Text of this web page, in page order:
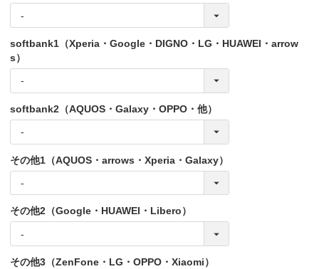
softbank1（Xperia・Google・DIGNO・LG・HUAWEI・arrow
s）
softbank2（AQUOS・Galaxy・OPPO・他）
その他1（AQUOS・arrows・Xperia・Galaxy）
その他2（Google・HUAWEI・Libero）
その他3（ZenFone・LG・OPPO・Xiaomi）